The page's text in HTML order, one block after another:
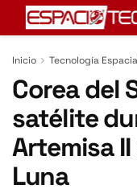
Inicio Tecnología
Corea del
satélite
Artemisa II
Luna